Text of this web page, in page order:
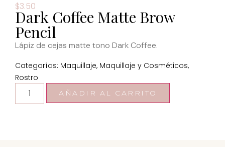
$3.50
Dark Coffee Matte Brow
Pencil
Lápiz de cejas matte tono Dark Coffee.
Categorías: Maquillaje, Maquillaje y Cosméticos,
Rostro
AÑADIR AL CARRITO